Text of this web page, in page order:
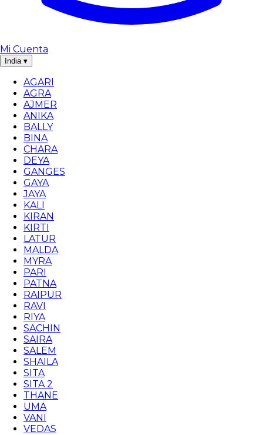
Mi Cuenta
India ▾
AGARI
AGRA
AJMER
ANIKA
BALLY
BINA
CHARA
DEYA
GANGES
GAYA
JAYA
KALI
KIRAN
KIRTI
LATUR
MALDA
MYRA
PARI
PATNA
RAIPUR
RAVI
RIYA
SACHIN
SAIRA
SALEM
SHAILA
SITA
SITA 2
THANE
UMA
VANI
VEDAS